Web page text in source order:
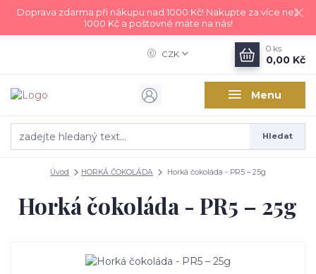
Doprava zdarma při nákupu nad 1000 Kč! Nakupte za více než
1000 Kč a poštovné máte na nás!
Menu
CZK
Hledat
0 ks
0,00 Kč
Úvod HORKÁ ČOKOLÁDA Horká čokoláda - PR5 – 25g
Horká čokoláda - PR5 – 25g